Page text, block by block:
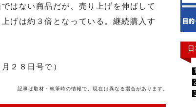
はない商品だが、売り上げを伸ばして
げは約３倍となっている。継続購入す
２８日号で）
記事は取材・執筆時の情報で、現在は異なる場合があります。
1